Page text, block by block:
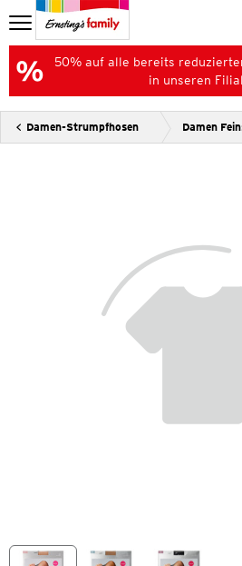
50% auf alle bereits
in unseren
Damen-Strumpfhosen Damen